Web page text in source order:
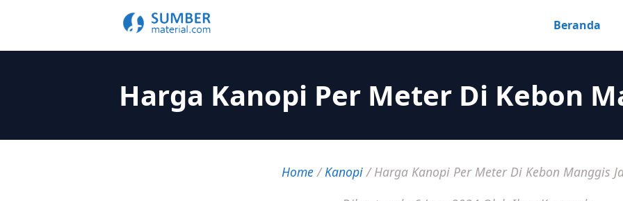
Beranda
Harga Kanopi Per Meter Di Kebon
Home/Kanopi/Harga Kanopi Per Meter Di Kebon Manggis